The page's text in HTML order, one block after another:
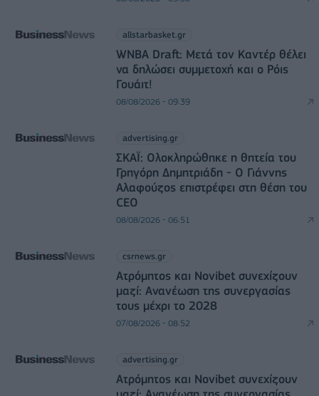
allstarbasket.gr
WNBA Draft: Μετά τον Καντέρ θέλει
να δηλώσει συμμετοχή και ο Ρόις
Γουάιτ!
08/08/2026 - 09:39
advertising.gr
ΣΚΑΪ: Ολοκληρώθηκε η θητεία του
Γρηγόρη Δημητριάδη - Ο Γιάννης
Αλαφούζος επιστρέφει στη θέση του
CEO
08/08/2026 - 06:51
csrnews.gr
Ατρόμητος και Novibet συνεχίζουν
μαζί: Ανανέωση της συνεργασίας
τους μέχρι το 2028
07/08/2026 - 08:52
advertising.gr
Ατρόμητος και Novibet συνεχίζουν